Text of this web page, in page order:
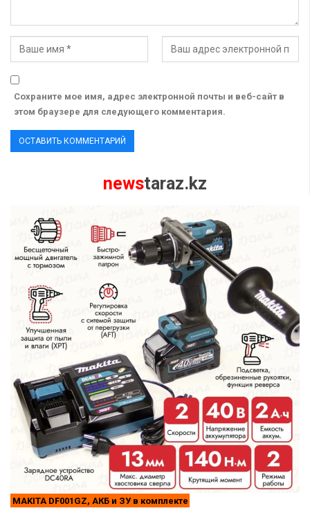
Сохраните мое имя, адрес электронной почты и веб-сайт в
этом браузере для следующего комментария.
newstaraz.kz
MAKITA DF001GZ, АКБ и ЗУ в комплекте